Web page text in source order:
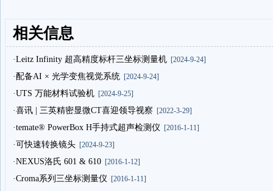
相关信息
·Leitz Infinity 超高精度标杆三坐标测量机 [2024-9-24]
·配备AI × 光学变焦视觉系统 [2024-9-24]
·UTS 万能材料试验机 [2024-9-25]
·喜讯 | 三英精密显微CT喜迎领导视察 [2022-3-29]
·temate® PowerBox H手持式超声检测仪 [2016-1-11]
·可快速转换镜头 [2024-9-23]
·NEXUS洛氏 601 & 610 [2016-1-12]
·Croma系列三坐标测量仪 [2016-1-11]